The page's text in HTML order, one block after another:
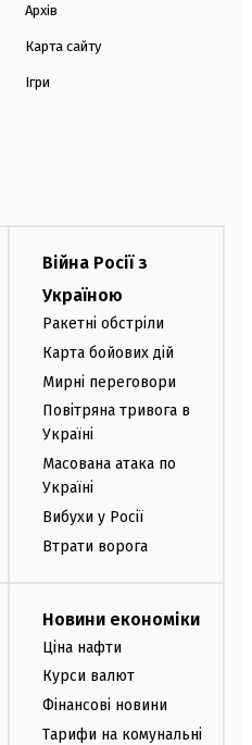
Архів
Карта сайту
Ігри
Війна Росії з
Україною
Ракетні обстріли
Карта бойових дій
Мирні переговори
Повітряна тривога в
Україні
Масована атака по
Україні
Вибухи у Росії
Втрати ворога
Новини економіки
Ціна нафти
Курси валют
Фінансові новини
Тарифи на комунальні